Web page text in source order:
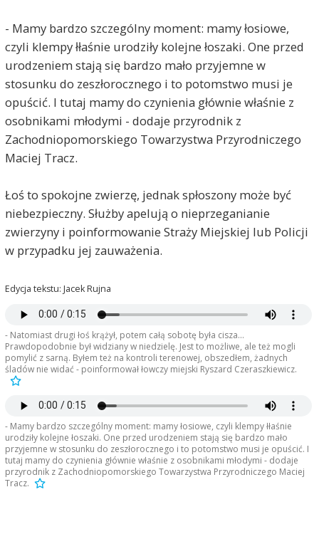
- Mamy bardzo szczególny moment: mamy łosiowe,
czyli klempy łłaśnie urodziły kolejne łoszaki. One przed
urodzeniem stają się bardzo mało przyjemne w
stosunku do zeszłorocznego i to potomstwo musi je
opuścić. I tutaj mamy do czynienia głównie właśnie z
osobnikami młodymi - dodaje przyrodnik z
Zachodniopomorskiego Towarzystwa Przyrodniczego
Maciej Tracz.
Łoś to spokojne zwierzę, jednak spłoszony może być
niebezpieczny. Służby apelują o nieprzeganianie
zwierzyny i poinformowanie Straży Miejskiej lub Policji
w przypadku jej zauważenia.
Edycja tekstu: Jacek Rujna
- Natomiast drugi łoś krążył, potem całą sobotę była cisza...
Prawdopodobnie był widziany w niedzielę. Jest to możliwe, ale też mogli
pomylić z sarną. Byłem też na kontroli terenowej, obszedłem, żadnych
śladów nie widać - poinformował łowczy miejski Ryszard Czeraszkiewicz.
- Mamy bardzo szczególny moment: mamy łosiowe, czyli klempy łłaśnie
urodziły kolejne łoszaki. One przed urodzeniem stają się bardzo mało
przyjemne w stosunku do zeszłorocznego i to potomstwo musi je opuścić. I
tutaj mamy do czynienia głównie właśnie z osobnikami młodymi - dodaje
przyrodnik z Zachodniopomorskiego Towarzystwa Przyrodniczego Maciej
Tracz.